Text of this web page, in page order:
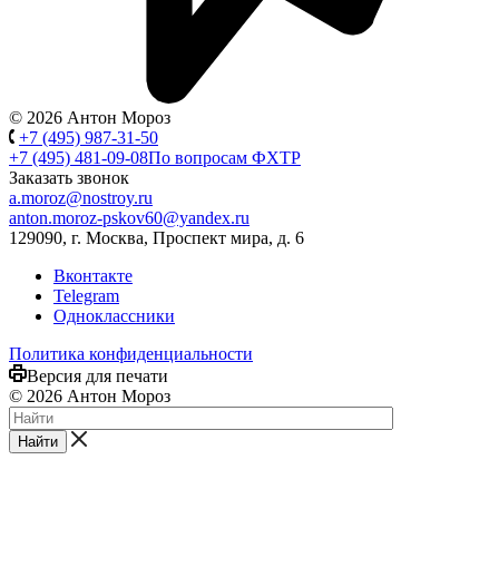
© 2026 Антон Мороз
+7 (495) 987-31-50
+7 (495) 481-09-08По вопросам ФХТР
Заказать звонок
a.moroz@nostroy.ru
anton.moroz-pskov60@yandex.ru
129090, г. Москва, Проспект мира, д. 6
Вконтакте
Telegram
Одноклассники
Политика конфиденциальности
Версия для печати
© 2026 Антон Мороз
Найти